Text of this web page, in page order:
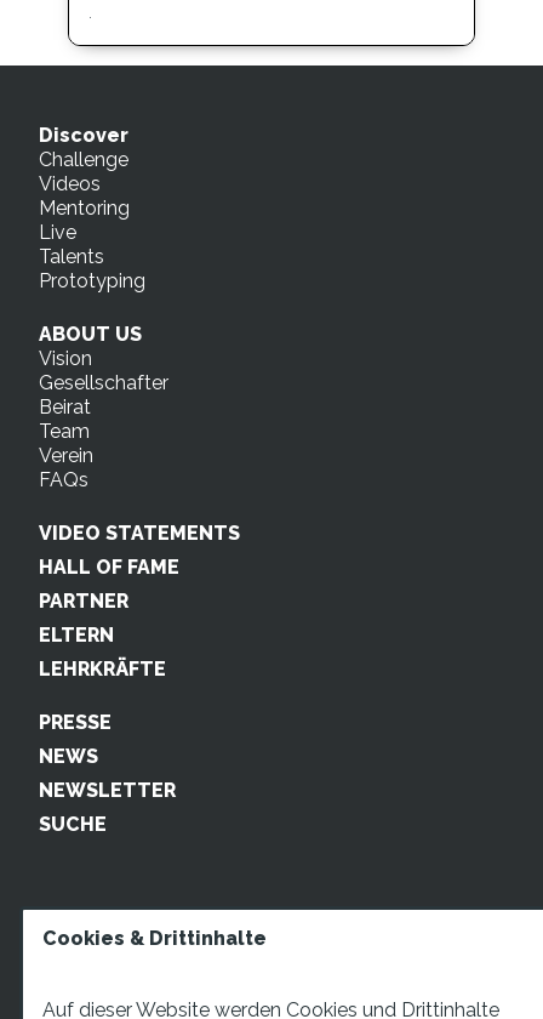
.
Discover
Challenge
Videos
Mentoring
Live
Talents
Prototyping
ABOUT US
Vision
Gesellschafter
Beirat
Team
Verein
FAQs
VIDEO STATEMENTS
HALL OF FAME
PARTNER
ELTERN
LEHRKRÄFTE
PRESSE
NEWS
NEWSLETTER
SUCHE
Cookies & Drittinhalte
Auf dieser Website werden Cookies und Drittinhalte